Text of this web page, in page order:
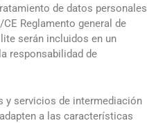
de datos personales
Reglamento general de
serán incluidos en un
responsabilidad de
y servicios de intermediación
a las características